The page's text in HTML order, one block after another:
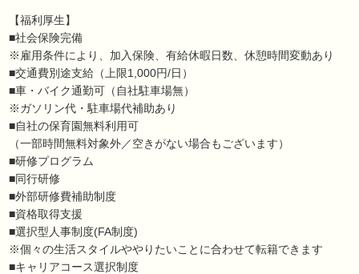
【福利厚生】
■社会保険完備
※雇用条件により、加入保険、有給休暇日数、休憩時間変動あり
■交通費別途支給（上限1,000円/日）
■車・バイク通勤可（自社駐車場無）
※ガソリン代・駐車場代補助あり
■自社の保育園無料利用可
（一部時間無料対象外／空きがない場合もございます）
■研修プログラム
■同行研修
■外部研修費補助制度
■資格取得支援
■選択型人事制度(FA制度)
※個々の生活スタイルややりたいことに合わせて転籍できます
■キャリアコース選択制度